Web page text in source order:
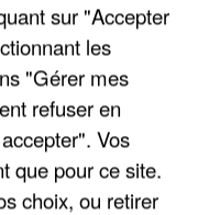
sur "Accepter
les
"Gérer mes
refuser en
Vos
que pour ce site.
choix, ou retirer